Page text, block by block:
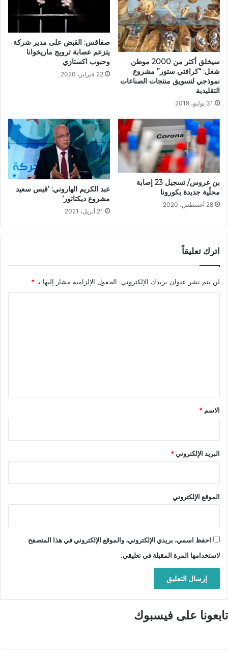
سيخلق أكثر من 2000 موطن
شغل: “كرافتي ستور” مشروع
نموذجي لتسويق منتجات الصناعات
التقليدية
31 يوليو، 2019
صفاقس: القبض على مدير شركة
يتزعم عصابة ترويج ماريخوانا
وحبوب اكستازي
22 فبراير، 2020
بن عروس/ تسجيل 23 إصابة
محلّية جديدة بكورونا
28 أغسطس، 2020
عبد الكريم الهاروني: ‘قيس سعيد
مشروع ديكتاتور’
21 أبريل، 2021
اترك تعليقاً
لن يتم نشر عنوان بريدك الإلكتروني. الحقول الإلزامية مشار إليها بـ *
*
الاسم *
البريد الإلكتروني*
الموقع الإلكتروني
احفظ اسمي، بريدي الإلكتروني، والموقع الإلكتروني في هذا المتصفح
لاستخدامها المرة المقبلة في تعليقي.
تابعونا على فيسبوك